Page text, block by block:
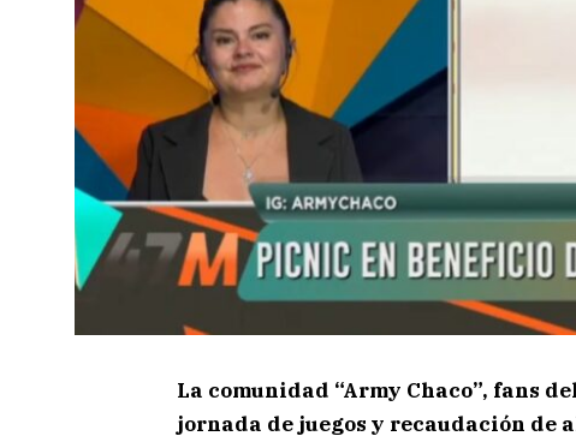
La comunidad “Army Chaco”, fans
jornada de juegos y recaudación de